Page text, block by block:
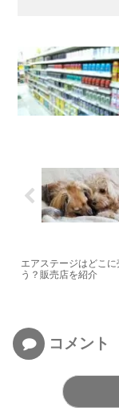
エアステージはどこ
う？販売店を紹介
コメント